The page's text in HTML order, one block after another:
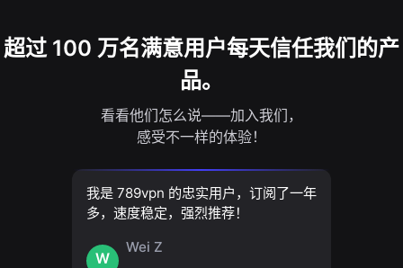
超过 100 万名满意用户每天信任我们的产
品。
看看他们怎么说——加入我们，
感受不一样的体验！
我是 789vpn 的忠实用户，订阅了一年
多，速度稳定，强烈推荐！
W
Wei Z